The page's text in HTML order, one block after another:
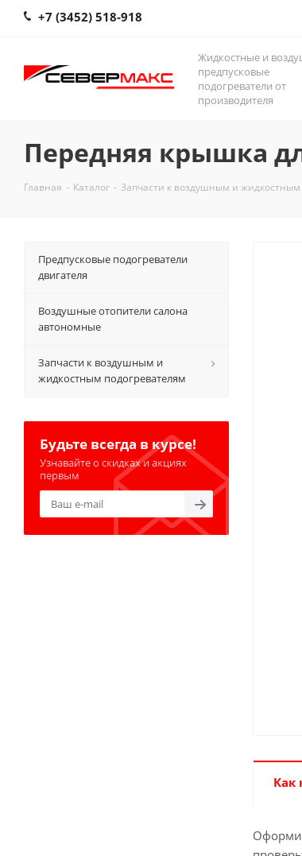
+7 (3452) 518-918
Жидкостные и
предпусковые
подогреватели от
производителя
Передняя крышка
Главная - Каталог - Запчасти к воздушным и жидкостным
Как
Предпусковые подогреватели
двигателя
Воздушные отопители салона
автономные
Запчасти к воздушным и
жидкостным подогревателям
Будьте всегда в курсе!
Узнавайте о скидках и акциях
первым